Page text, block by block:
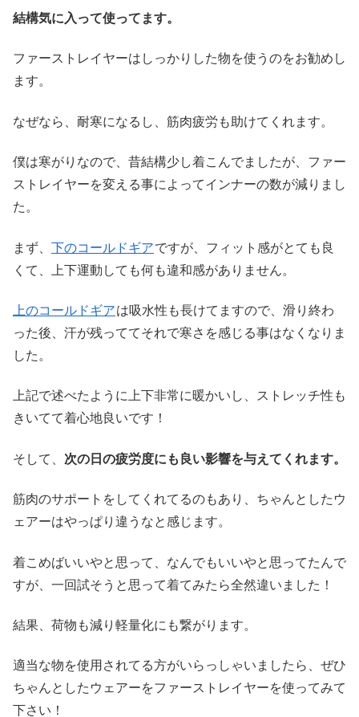
結構気に入って使ってます。
ファーストレイヤーはしっかりした物を使うのをお勧めし
ます。
なぜなら、耐寒になるし、筋肉疲労も助けてくれます。
僕は寒がりなので、昔結構少し着こんでましたが、ファー
ストレイヤーを変える事によってインナーの数が減りまし
た。
まず、 下のコールドギアですが、フィット感がとても良
くて、上下運動しても何も違和感がありません。
上のコールドギアは吸水性も長けてますので、滑り終わ
った後、汗が残っててそれで寒さを感じる事はなくなりま
した。
上記で述べたように上下非常に暖かいし、ストレッチ性も
きいてて着心地良いです！
そして、 次の日の疲労度にも良い影響を与えてくれます。
筋肉のサポートをしてくれてるのもあり、ちゃんとしたウ
ェアーはやっぱり違うなと感じます。
着こめばいいやと思って、なんでもいいやと思ってたんで
すが、一回試そうと思って着てみたら全然違いました！
結果、荷物も減り軽量化にも繋がります。
適当な物を使用されてる方がいらっしゃいましたら、ぜひ
ちゃんとしたウェアーをファーストレイヤーを使ってみて
下さい！